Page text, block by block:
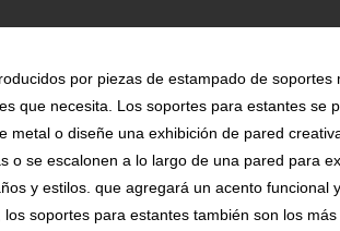
por piezas de estampado de soportes
que necesita. Los soportes para estantes se
o diseñe una exhibición de pared
se escalonen a lo largo de una pared para
y estilos. que agregará un acento funcional
soportes para estantes también son los